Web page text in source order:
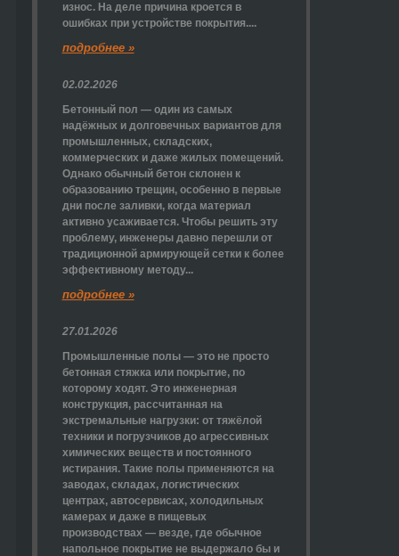
износ. На деле причина кроется в
ошибках при устройстве покрытия....
подробнее »
02.02.2026
Бетонный пол — один из самых
надёжных и долговечных вариантов для
промышленных, складских,
коммерческих и даже жилых помещений.
Однако обычный бетон склонен к
образованию трещин, особенно в первые
дни после заливки, когда материал
активно усаживается. Чтобы решить эту
проблему, инженеры давно перешли от
традиционной армирующей сетки к более
эффективному методу...
подробнее »
27.01.2026
Промышленные полы — это не просто
бетонная стяжка или покрытие, по
которому ходят. Это инженерная
конструкция, рассчитанная на
экстремальные нагрузки: от тяжёлой
техники и погрузчиков до агрессивных
химических веществ и постоянного
истирания. Такие полы применяются на
заводах, складах, логистических
центрах, автосервисах, холодильных
камерах и даже в пищевых
производствах — везде, где обычное
напольное покрытие не выдержало бы и